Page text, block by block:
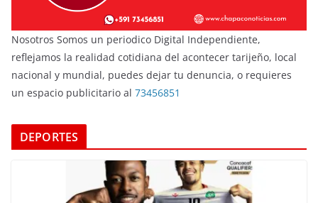
Nosotros Somos un periodico Digital Independiente,
reflejamos la realidad cotidiana del acontecer tarijeño, local
nacional y mundial, puedes dejar tu denuncia, o requieres
un espacio publicitario al 73456851
DEPORTES